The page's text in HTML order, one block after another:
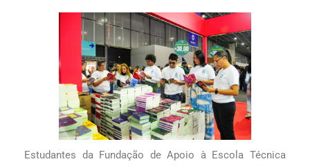
Estudantes da Fundação de Apoio à Escola Técnica